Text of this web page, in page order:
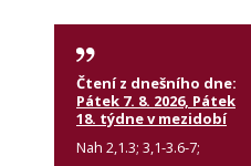
Čtení z dnešního dne:
Pátek 7. 8. 2026, Pátek
18. týdne v mezidobí
Nah 2,1.3; 3,1-3.6-7;